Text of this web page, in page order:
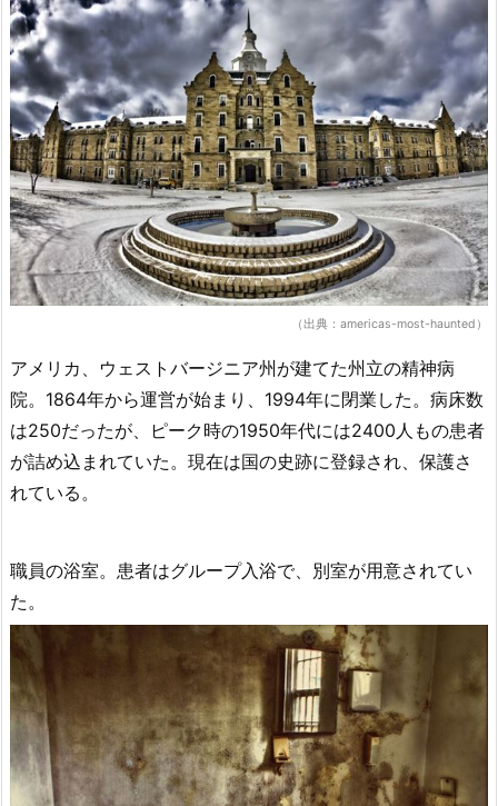
（出典：americas-most-haunted）
アメリカ、ウェストバージニア州が建てた州立の精神病
院。1864年から運営が始まり、1994年に閉業した。病床数
は250だったが、ピーク時の1950年代には2400人もの患者
が詰め込まれていた。現在は国の史跡に登録され、保護さ
れている。
職員の浴室。患者はグループ入浴で、別室が用意されてい
た。